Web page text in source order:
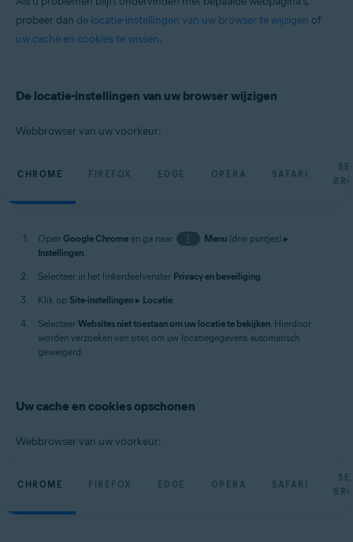
probeer dan de locatie-instellingen van uw browser te wijzigen of
uw cache en cookies te wissen.
De locatie-instellingen van uw browser wijzigen
Webbrowser van uw voorkeur:
CHROME FIREFOX EDGE OPERA SAFARI
Open Google Chrome en ga naar ⋮ Menu(drie puntjes) ▸
Instellingen.
Selecteer in het linkerdeelvenster Privacy en beveiliging.
Klik op Site-instellingen ▸ Locatie.
Selecteer Websites niet toestaan om uw locatie te bekijken. Hierdoor
worden verzoeken van sites om uw locatiegegevens automatisch
geweigerd.
Uw cache en cookies opschonen
Webbrowser van uw voorkeur:
CHROME FIREFOX EDGE OPERA SAFARI